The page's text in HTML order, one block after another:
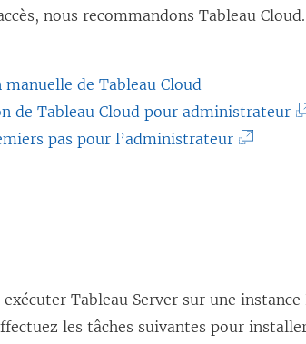
nous recommandonsTableau Cloud
de Tableau Cloud
de Tableau Cloud pour administrateur(
s
’
pas pour l’administrateur(
n
s
Tableau Server sur une instance
les tâches suivantes pour